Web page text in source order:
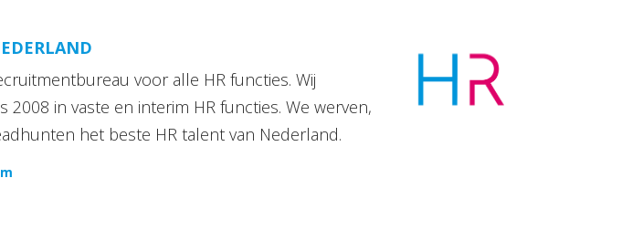
voor alle HR functies. Wij
2008 in vaste en interim HR functies. We werven,
het beste HR talent van Nederland.